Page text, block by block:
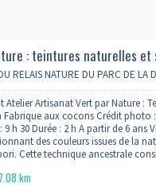
: teintures naturelles et
RELAIS NATURE DU PARC DE LA
Atelier Artisanat Vert par Nature :
Fabrique aux cocons Crédit photo
9 h 30 Durée : 2 h A partir de 6 ans
des couleurs issues de la
Cette technique ancestrale
km